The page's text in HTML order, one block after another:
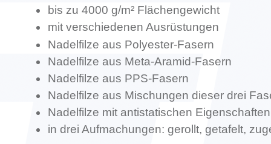
bis zu 4000 g/m² Flächengewicht
mit verschiedenen Ausrüstungen
Nadelfilze aus Polyester-Fasern
Nadelfilze aus Meta-Aramid-Fasern
Nadelfilze aus PPS-Fasern
Nadelfilze aus Mischungen dieser drei
Nadelfilze mit antistatischen Eigenschaften
in drei Aufmachungen: gerollt, getafelt,